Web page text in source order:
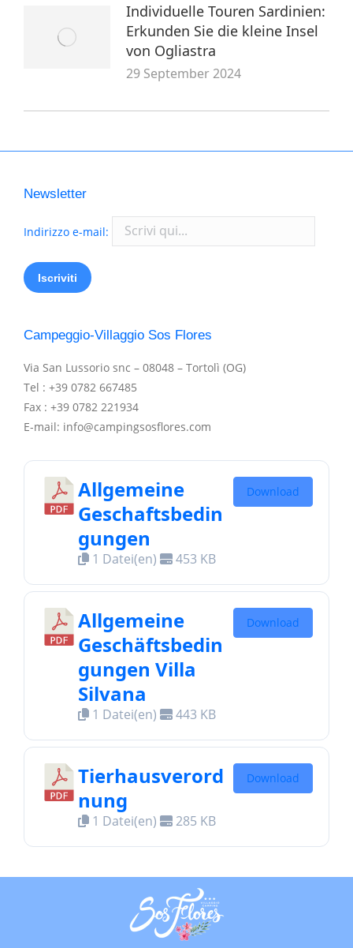
Individuelle Touren Sardinien:
Erkunden Sie die kleine Insel
von Ogliastra
29 September 2024
Newsletter
Indirizzo e-mail:
Campeggio-Villaggio Sos Flores
Via San Lussorio snc – 08048 – Tortolì (OG)
Tel : +39 0782 667485
Fax : +39 0782 221934
E-mail: info@campingsosflores.com
Allgemeine
Geschaftsbedin
gungen
1 Datei(en) 453 KB
Download
Allgemeine
Geschäftsbedin
gungen Villa
Silvana
1 Datei(en) 443 KB
Download
Tierhausverord
nung
1 Datei(en) 285 KB
Download